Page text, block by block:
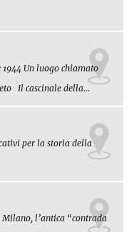
Un luogo chiamato
Il cascinale della…
per la storia della
l’antica “contrada